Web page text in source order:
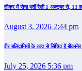
सीकर में सेना भर्ती रैली 1 अक्टूबर से, 13
August 3, 2026 2:44 pm
वीर बलिदानियों के रक्त से सिंचित है
July 25, 2026 5:36 pm